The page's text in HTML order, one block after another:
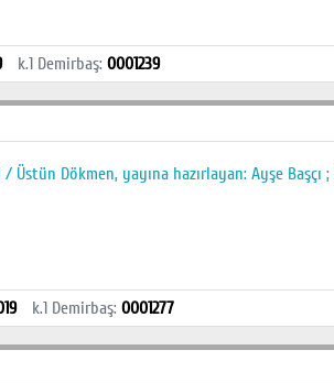
k.1 Demirbaş: 0001239
Dökmen, yayına hazırlayan: Ayşe Başçı
k.1 Demirbaş: 0001277